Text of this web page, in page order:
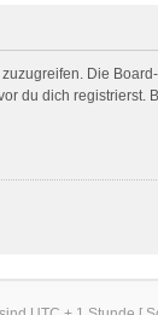
Die Board-
du dich registrierst.